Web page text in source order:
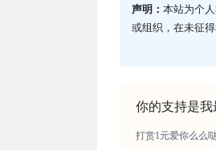
声明： 本站为个
或组织，在未征
你的支持是我
打赏1元爱你么么